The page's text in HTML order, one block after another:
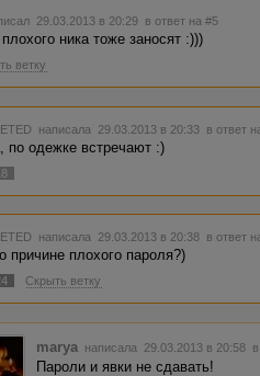
29.03.2013 в 20:29 в ответ на #5
ника тоже заносят :)))
ветку
написала 29.03.2013 в 20:33 в ответ
по одежке встречают :)
написала 29.03.2013 в 20:38 в ответ
причине плохого пароля?)
Скрыть ветку
marya написала 29.03.2013 в 20:58
Пароли и явки не сдавать!